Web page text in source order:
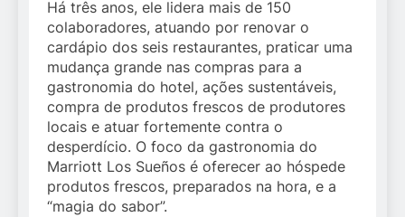
Há três anos, ele lidera mais de 150
colaboradores, atuando por renovar o
cardápio dos seis restaurantes, praticar uma
mudança grande nas compras para a
gastronomia do hotel, ações sustentáveis,
compra de produtos frescos de produtores
locais e atuar fortemente contra o
desperdício. O foco da gastronomia do
Marriott Los Sueños é oferecer ao hóspede
produtos frescos, preparados na hora, e a
“magia do sabor”.